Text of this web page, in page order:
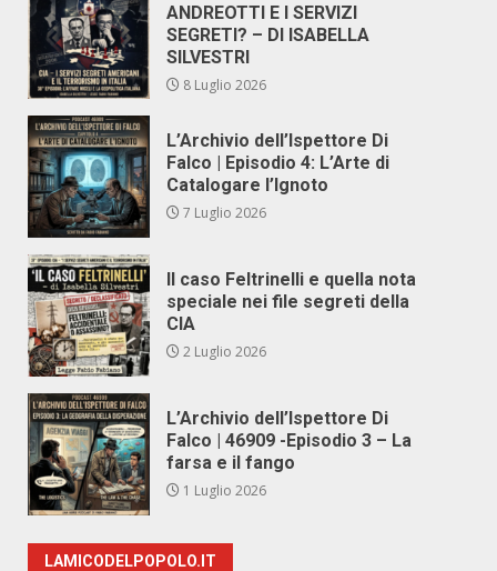
ANDREOTTI E I SERVIZI
SEGRETI? – DI ISABELLA
SILVESTRI
8 Luglio 2026
L’Archivio dell’Ispettore Di
Falco | Episodio 4: L’Arte di
Catalogare l’Ignoto
7 Luglio 2026
Il caso Feltrinelli e quella nota
speciale nei file segreti della
CIA
2 Luglio 2026
L’Archivio dell’Ispettore Di
Falco | 46909 -Episodio 3 – La
farsa e il fango
1 Luglio 2026
LAMICODELPOPOLO.IT